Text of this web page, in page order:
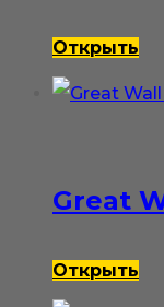
Открыть
Great
Открыть